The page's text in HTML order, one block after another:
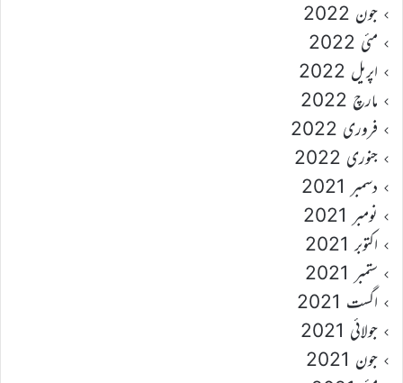
جون 2022
مئی 2022
اپریل 2022
مارچ 2022
فروری 2022
جنوری 2022
دسمبر 2021
نومبر 2021
اکتوبر 2021
ستمبر 2021
اگست 2021
جولائی 2021
جون 2021